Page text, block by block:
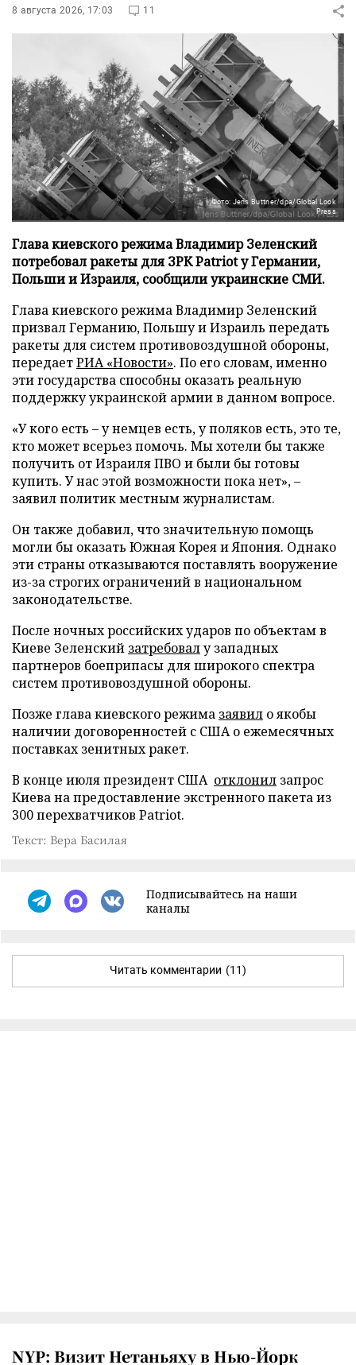
8 августа 2026, 17:03 11
Фото: Jens Buttner/dpa/Global Look
Press
Глава киевского режима Владимир Зеленский
потребовал ракеты для ЗРК Patriot у Германии,
Польши и Израиля, сообщили украинские СМИ.
Глава киевского режима Владимир Зеленский
призвал Германию, Польшу и Израиль передать
ракеты для систем противовоздушной обороны,
передаетРИА «Новости». По его словам, именно
эти государства способны оказать реальную
поддержку украинской армии в данном вопросе.
«У кого есть – у немцев есть, у поляков есть, это те,
кто может всерьез помочь. Мы хотели бы также
получить от Израиля ПВО и были бы готовы
купить. У нас этой возможности пока нет», –
заявил политик местным журналистам.
Он также добавил, что значительную помощь
могли бы оказать Южная Корея и Япония. Однако
эти страны отказываются поставлять вооружение
из-за строгих ограничений в национальном
законодательстве.
После ночных российских ударов по объектам в
Киеве Зеленский затребовалу западных
партнеров боеприпасы для широкого спектра
систем противовоздушной обороны.
Позже глава киевского режима заявил о якобы
наличии договоренностей с США о ежемесячных
поставках зенитных ракет.
В конце июля президент США отклонил запрос
Киева на предоставление экстренного пакета из
300 перехватчиков Patriot.
Текст: Вера Басилая
Подписывайтесь на наши
каналы
Читать комментарии (11)
NYP: Визит Нетаньяху в Нью-Йорк